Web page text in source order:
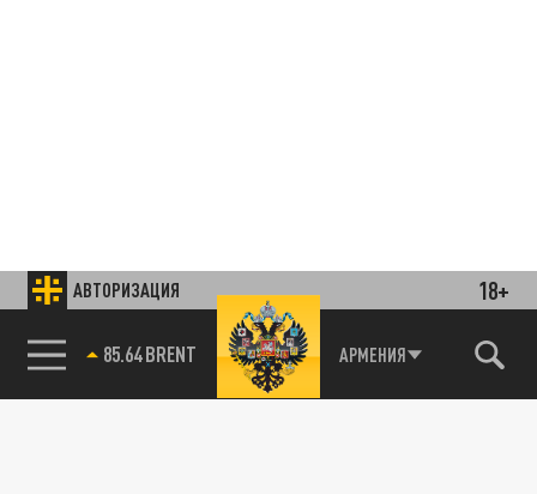
АВТОРИЗАЦИЯ 18+
85.64 BRENT АРМЕНИЯ